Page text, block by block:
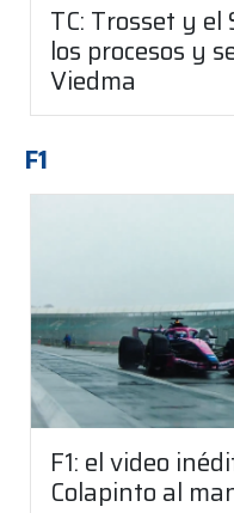
TC: Trosset y
los procesos y
Viedma
F1
F1: el video
Colapinto al